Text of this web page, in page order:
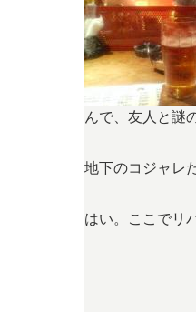
んで、友人と謎
地下のコジャレ
はい。ここでリ